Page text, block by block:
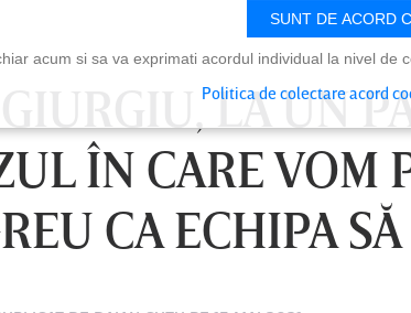
LA UN
ÎN CARE VOM
CA ECHIPA
SUNT DE ACORD
acum si sa va exprimati acordul individual la nivel de
Politica de colectare acord